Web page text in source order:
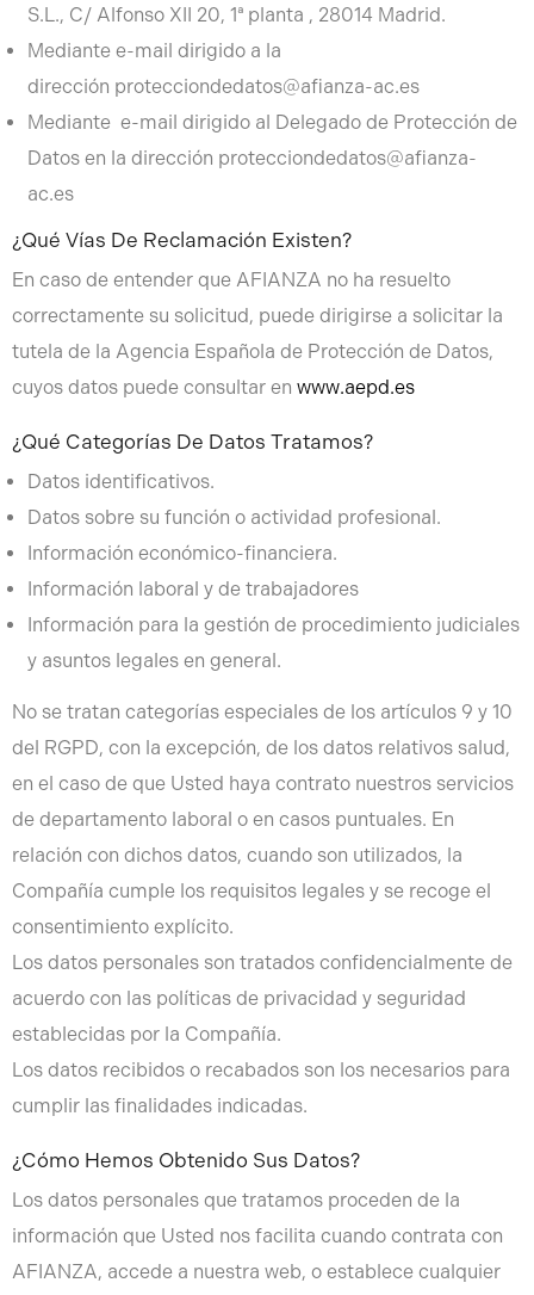
S.L., C/ Alfonso XII 20, 1ª planta , 28014 Madrid.
Mediante e-mail dirigido a la
dirección protecciondedatos@afianza-ac.es
Mediante e-mail dirigido al Delegado de Protección de
Datos en la dirección protecciondedatos@afianza-
ac.es
¿Qué Vías De Reclamación Existen?
En caso de entender que AFIANZA no ha resuelto
correctamente su solicitud, puede dirigirse a solicitar la
tutela de la Agencia Española de Protección de Datos,
cuyos datos puede consultar en www.aepd.es
¿Qué Categorías De Datos Tratamos?
Datos identificativos.
Datos sobre su función o actividad profesional.
Información económico-financiera.
Información laboral y de trabajadores
Información para la gestión de procedimiento judiciales
y asuntos legales en general.
No se tratan categorías especiales de los artículos 9 y 10
del RGPD, con la excepción, de los datos relativos salud,
en el caso de que Usted haya contrato nuestros servicios
de departamento laboral o en casos puntuales. En
relación con dichos datos, cuando son utilizados, la
Compañía cumple los requisitos legales y se recoge el
consentimiento explícito.
Los datos personales son tratados confidencialmente de
acuerdo con las políticas de privacidad y seguridad
establecidas por la Compañía.
Los datos recibidos o recabados son los necesarios para
cumplir las finalidades indicadas.
¿Cómo Hemos Obtenido Sus Datos?
Los datos personales que tratamos proceden de la
información que Usted nos facilita cuando contrata con
AFIANZA, accede a nuestra web, o establece cualquier